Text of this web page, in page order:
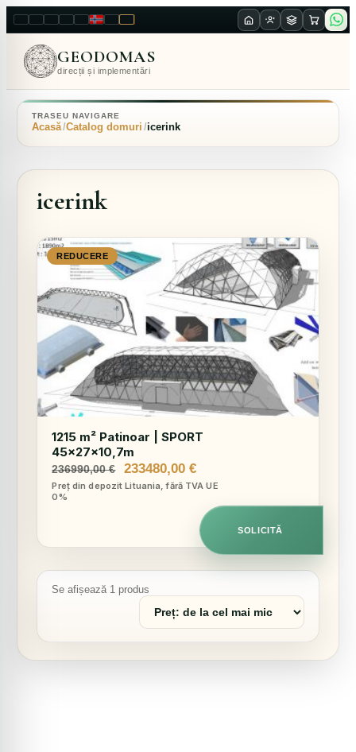
LT ENPL FRRUNOSKRO
GEODOMAS
direcții și implementări
TRASEU NAVIGARE
Acasă Catalog domuri icerink
icerink
REDUCERE
1215 m² Patinoar | SPORT
45x27x10,7m
236990,00€
Prețul
inițial
236990,00 €.
233480,00€Prețul
curent
233480,00 €.
Preț din depozit Lituania, fără TVA UE
0%
SOLICITĂ
Se afișează 1 produs
Sortează
produsele